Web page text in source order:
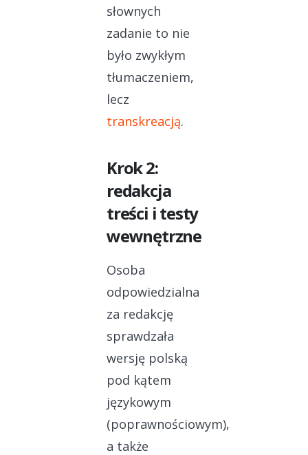
słownych
zadanie to nie
było zwykłym
tłumaczeniem,
lecz
transkreacją.
Krok 2:
redakcja
treści i testy
wewnętrzne
Osoba
odpowiedzialna
za redakcję
sprawdzała
wersję polską
pod kątem
językowym
(poprawnościowym),
a także